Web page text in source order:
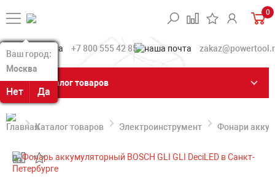
Ваш город:
Москва
Нет Да
Ваш город:
Москва
Нет Да
0
+7 800 555 42 85
Каталог товаров
Каталог товаров Электроинструмент Фонари